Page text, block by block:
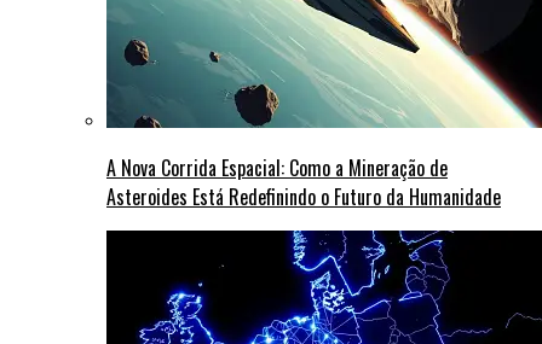
A Nova Corrida Espacial: Como a Mineração de
Asteroides Está Redefinindo o Futuro da Humanidade